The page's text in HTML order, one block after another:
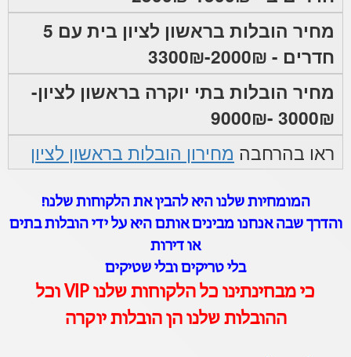
מחיר הובלות בראשון לציון בית עם 5
חדרים - 2000₪-3300₪
מחיר הובלות בתי יוקרה בראשון לציון-
3000₪ -9000₪
ראו בהרחבה מחירון הובלות בראשון לציון
המומחיות שלנו היא להבין את הלקוחות שלנו!
והדרך שבה אנחנו מבינים אותם היא על ידי הובלות בתים
או דירות
בלי טריקים ובלי שטיקים
כי מבחינתינו כל הלקוחות שלנו VIP וכל
ההובלות שלנו הן הובלות יוקרה